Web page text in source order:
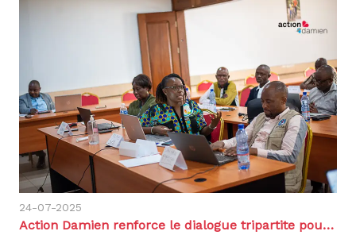
24-07-2025
Action Damien renforce le dialogue tripartite pour une meilleure prise en charge de la tuberculose